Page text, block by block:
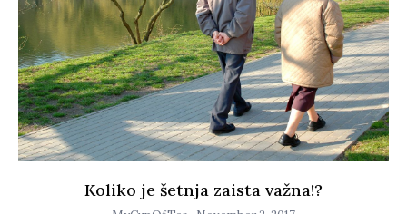
Koliko je šetnja zaista važna!?